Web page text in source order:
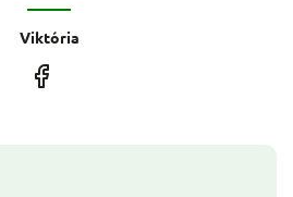
Viktória